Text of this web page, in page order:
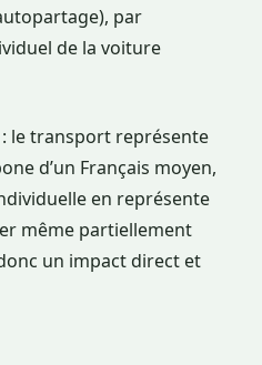
par
de la voiture
: le transport représente
d’un Français moyen,
en représente
même partiellement
un impact direct et